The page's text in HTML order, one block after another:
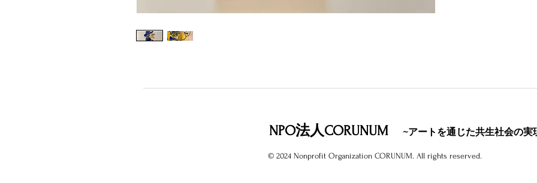
NPO法人CORUNUM ~アートを通じた共生社会の実
© 2024 Nonprofit Organization CORUNUM. All rights reserved.